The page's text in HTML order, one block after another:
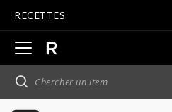
RECETTES
Ouvrir
la
navigation
principale